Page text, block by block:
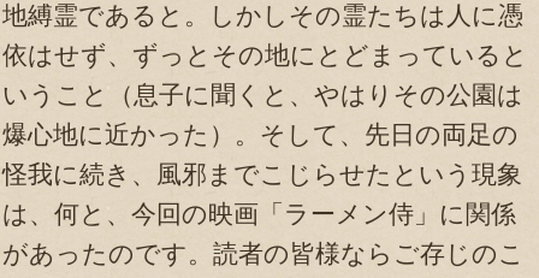
地縛霊であると。しかしその霊たちは人に憑
依はせず、ずっとその地にとどまっていると
いうこと（息子に聞くと、やはりその公園は
爆心地に近かった）。そして、先日の両足の
怪我に続き、風邪までこじらせたという現象
は、何と、今回の映画「ラーメン侍」に関係
があったのです。読者の皆様ならご存じのこ